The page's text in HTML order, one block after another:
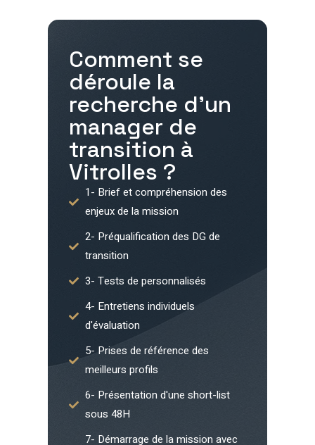
Comment se
déroule la
recherche d'un
manager de
transition à
Vitrolles ?
1- Brief et compréhension des
enjeux de la mission
2- Préqualification des DG de
transition
3- Tests de personnalisés
4- Entretiens individuels
d'évaluation
5- Prises de référence des
meilleurs profils
6- Présentation d'une short-list
sous 48H
7- Démarrage de la mission avec